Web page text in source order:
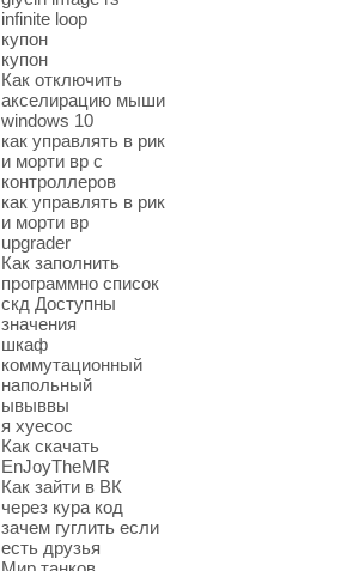
infinite loop
купон
купон
Как отключить
акселирацию мыши
windows 10
как управлять в рик
и морти вр с
контроллеров
как управлять в рик
и морти вр
upgrader
Как заполнить
программно список
скд Доступны
значения
шкаф
коммутационный
напольный
ывыввы
я хуесос
Как скачать
EnJoyTheMR
Как зайти в ВК
через кура код
зачем гуглить если
есть друзья